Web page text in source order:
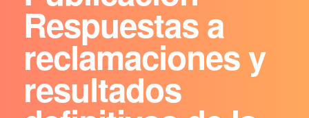
Respuestas a
reclamaciones y
resultados